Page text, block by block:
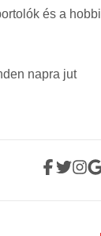
és a hobbi
napra jut